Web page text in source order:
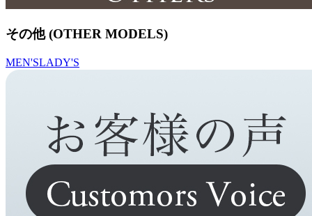
その他 (OTHER MODELS)
MEN'SLADY'S